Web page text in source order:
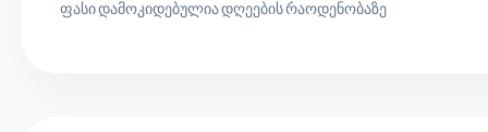
ფასი დამოკიდებულია დღეების რაოდენობაზე